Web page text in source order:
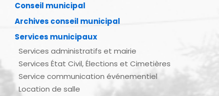
Conseil municipal
Archives conseil municipal
Services municipaux
Services administratifs et mairie
Services État Civil, Élections et Cimetières
Service communication événementiel
Location de salle